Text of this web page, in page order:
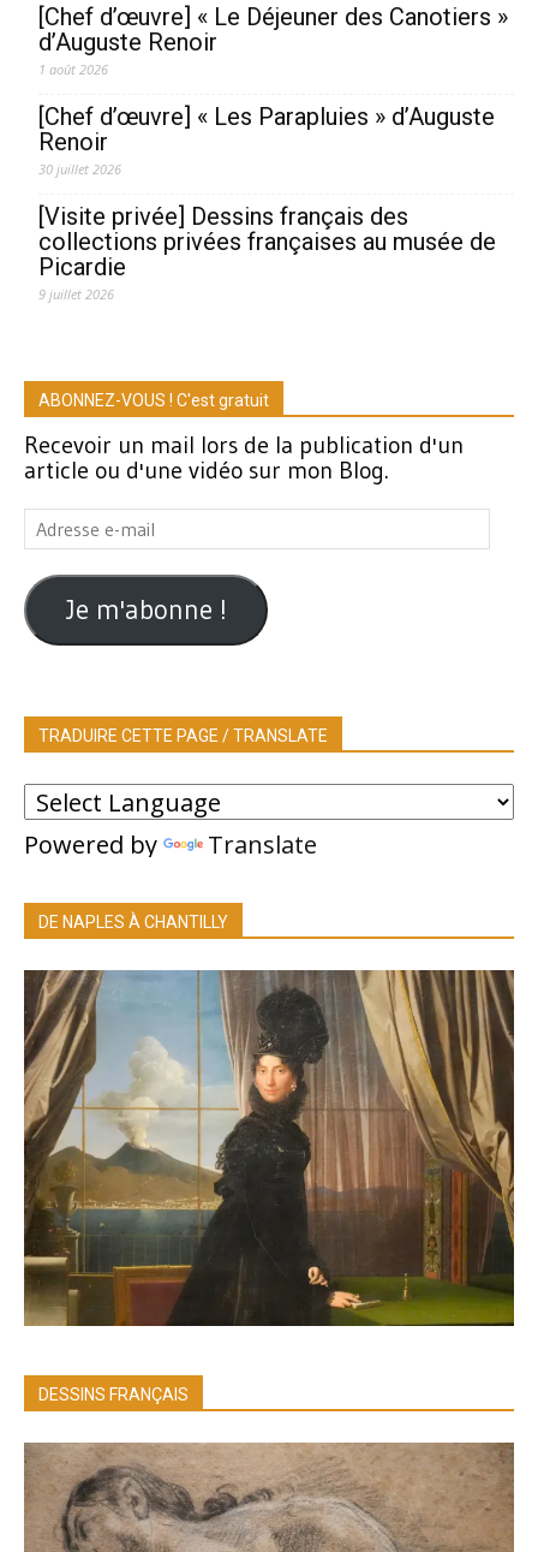
[Chef d’œuvre] « Le Déjeuner des Canotiers »
d’Auguste Renoir
1 août 2026
[Chef d’œuvre] « Les Parapluies » d’Auguste
Renoir
30 juillet 2026
[Visite privée] Dessins français des
collections privées françaises au musée de
Picardie
9 juillet 2026
ABONNEZ-VOUS ! C'est gratuit
Recevoir un mail lors de la publication d'un
article ou d'une vidéo sur mon Blog.
Adresse
e-
mail
Je m'abonne !
TRADUIRE CETTE PAGE / TRANSLATE
Powered by Translate
DE NAPLES À CHANTILLY
DESSINS FRANÇAIS